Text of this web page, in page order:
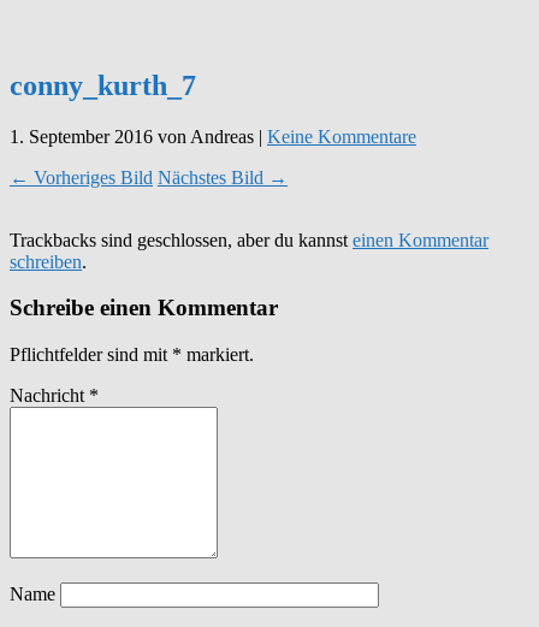
conny_kurth_7
1. September 2016 von Andreas | Keine Kommentare
← Vorheriges Bild Nächstes Bild →
Trackbacks sind geschlossen, aber du kannst einen Kommentar
schreiben.
Schreibe einen Kommentar
Pflichtfelder sind mit * markiert.
Nachricht *
Name